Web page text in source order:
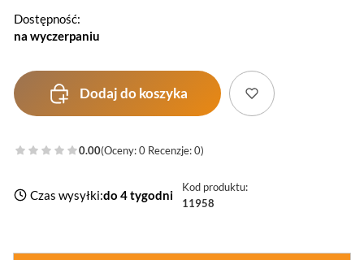
Dostępność:
na wyczerpaniu
Dodaj do koszyka
0.00(Oceny: 0 Recenzje: 0)
Czas wysyłki:do 4 tygodni
Kod produktu:
11958